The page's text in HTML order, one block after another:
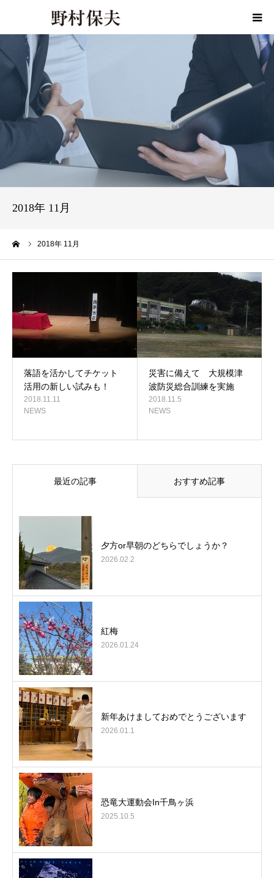
2018年 11月
2018年 11月
落語を活かしてチケット
活用の新しい試みも！
2018.11.11
NEWS
災害に備えて 大規模津
波防災総合訓練を実施
2018.11.5
NEWS
最近の記事 おすすめ記事
夕方or早朝のどちらでしょうか？
2026.02.2
紅梅
2026.01.24
新年あけましておめでとうございます
2026.01.1
恐竜大運動会In千鳥ヶ浜
2025.10.5
HOME
プロフィール
政策
活動報告
お問い合わせ